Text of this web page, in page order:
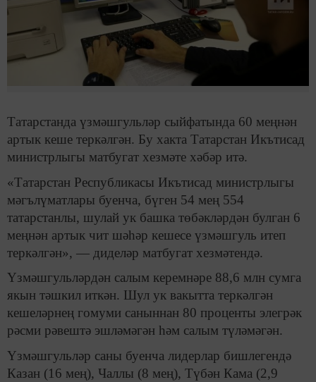
Татарстанда үзмәшгульләр сыйфатында 60 меңнән
артык кеше теркәлгән. Бу хакта Татарстан Икътисад
министрлыгы матбугат хезмәте хәбәр итә.
«Татарстан Республикасы Икътисад министрлыгы
мәгълүматлары буенча, бүген 54 мең 554
татарстанлы, шулай ук башка төбәкләрдән булган 6
меңнән артык чит шәһәр кешесе үзмәшгуль итеп
теркәлгән», — диделәр матбугат хезмәтендә.
Үзмәшгульләрдән салым керемнәре 88,6 млн сумга
якын тәшкил иткән. Шул ук вакытта теркәлгән
кешеләрнең гомуми саныннан 80 проценты элегрәк
рәсми рәвештә эшләмәгән һәм салым түләмәгән.
Үзмәшгульләр саны буенча лидерлар бишлегендә
Казан (16 мең), Чаллы (8 мең), Түбән Кама (2,9